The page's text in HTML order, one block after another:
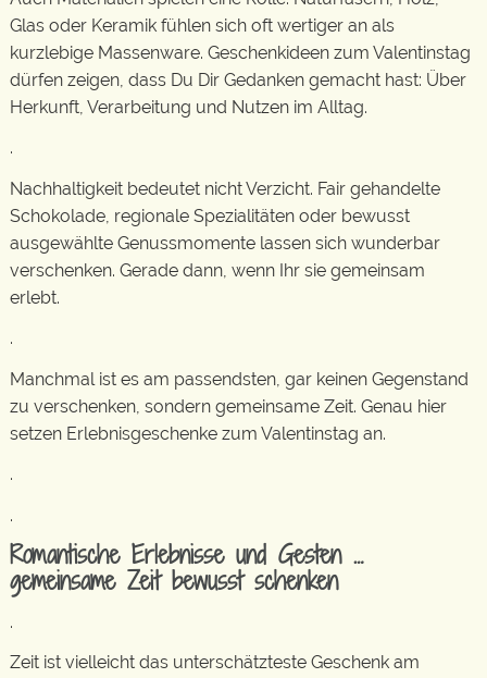
Glas oder Keramik fühlen sich oft wertiger an als
kurzlebige Massenware. Geschenkideen zum Valentinstag
dürfen zeigen, dass Du Dir Gedanken gemacht hast: Über
Herkunft, Verarbeitung und Nutzen im Alltag.
.
Nachhaltigkeit bedeutet nicht Verzicht. Fair gehandelte
Schokolade, regionale Spezialitäten oder bewusst
ausgewählte Genussmomente lassen sich wunderbar
verschenken. Gerade dann, wenn Ihr sie gemeinsam
erlebt.
.
Manchmal ist es am passendsten, gar keinen Gegenstand
zu verschenken, sondern gemeinsame Zeit. Genau hier
setzen Erlebnisgeschenke zum Valentinstag an.
.
.
Romantische Erlebnisse und Gesten …
gemeinsame Zeit bewusst schenken
.
Zeit ist vielleicht das unterschätzteste Geschenk am